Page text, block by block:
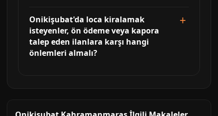
Onikişubat'da loca kiralamak
isteyenler, ön ödeme veya kapora
talep eden ilanlara karşı hangi
önlemleri almalı?